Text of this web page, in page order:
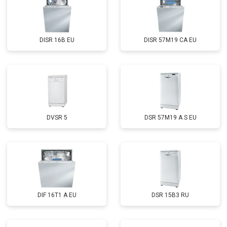
Замена нижнего уплотнителя
от 1000 ₽ Заказать
Замена заливного шланга с
системой Аквастоп
от 1100 ₽ Заказать
Диагностика бесплатно Заказать
DISR 16B EU DISR 57M19 CA EU
DVSR 5 DSR 57M19 A S EU
DIF 16T1 A EU DSR 15B3 RU